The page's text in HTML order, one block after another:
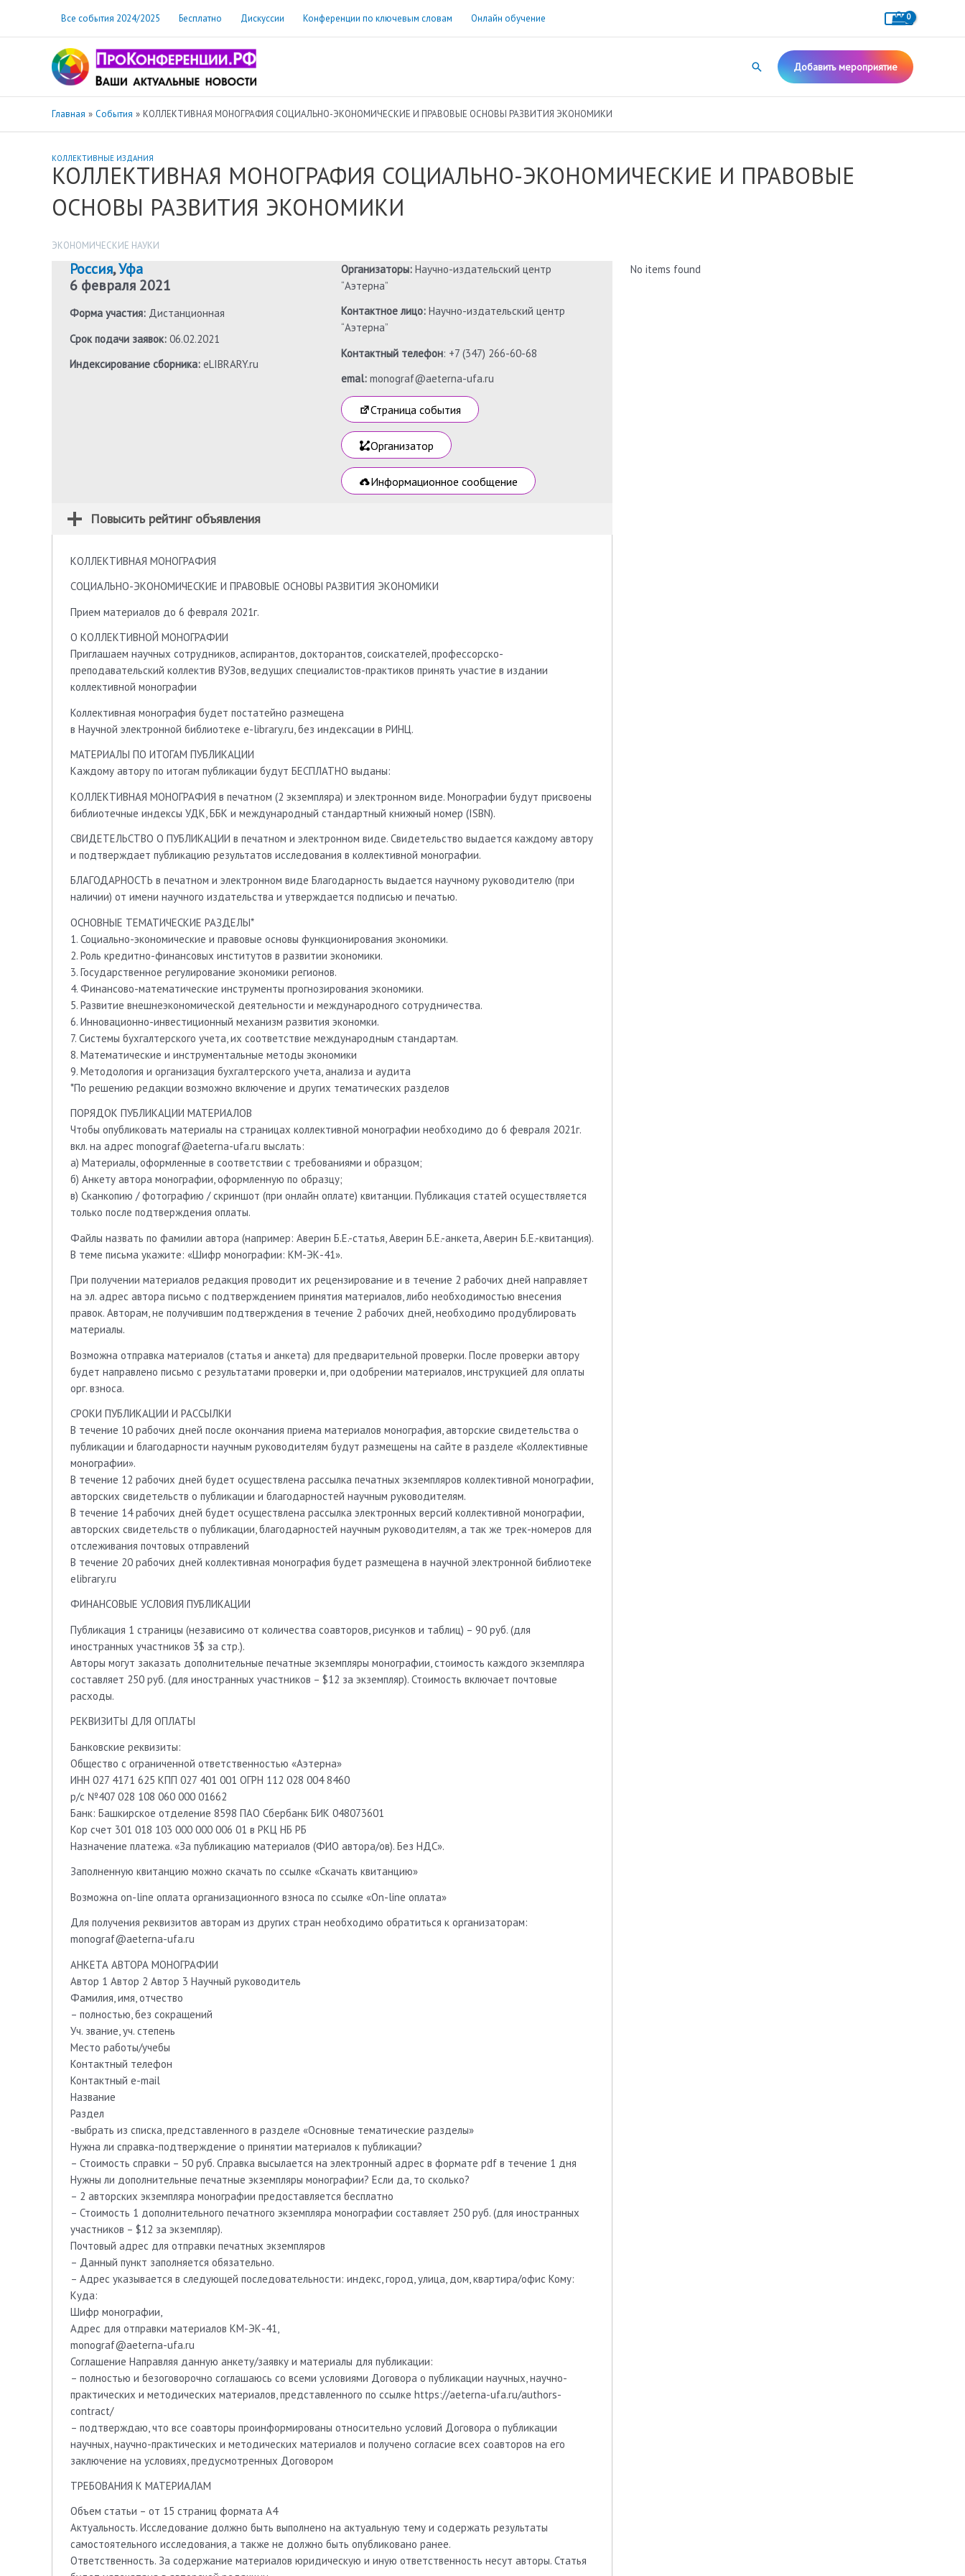
содержимому
Все события 2024/2025 Бесплатно Дискуссии Конференции по ключевым словам Онлайн обучение
Поиск Добавить мероприятие
Главная События КОЛЛЕКТИВНАЯ МОНОГРАФИЯ СОЦИАЛЬНО-ЭКОНОМИЧЕСКИЕ И ПРАВОВЫЕ ОСНОВЫ РАЗВИТИЯ ЭКОНОМИКИ
КОЛЛЕКТИВНЫЕ ИЗДАНИЯ
КОЛЛЕКТИВНАЯ МОНОГРАФИЯ СОЦИАЛЬНО-ЭКОНОМИЧЕСКИЕ И ПРАВОВЫЕ
ОСНОВЫ РАЗВИТИЯ ЭКОНОМИКИ
ЭКОНОМИЧЕСКИЕ НАУКИ
Россия,Уфа
6 февраля 2021
Форма участия: Дистанционная
Срок подачи заявок: 06.02.2021
Индексирование сборника: eLIBRARY.ru
Организаторы: Научно-издательский центр
“Аэтерна”
Контактное лицо: Научно-издательский центр
“Аэтерна”
Контактный телефон: +7 (347) 266-60-68
emal:monograf@aeterna-ufa.ru
Страница события
Организатор
Информационное сообщение
Повысить рейтинг объявления
КОЛЛЕКТИВНАЯ МОНОГРАФИЯ
СОЦИАЛЬНО-ЭКОНОМИЧЕСКИЕ И ПРАВОВЫЕ ОСНОВЫ РАЗВИТИЯ ЭКОНОМИКИ
Прием материалов до 6 февраля 2021г.
О КОЛЛЕКТИВНОЙ МОНОГРАФИИ
Приглашаем научных сотрудников, аспирантов, докторантов, соискателей, профессорско-
преподавательский коллектив ВУЗов, ведущих специалистов-практиков принять участие в издании
коллективной монографии
Коллективная монография будет постатейно размещена
в Научной электронной библиотеке e-library.ru, без индексации в РИНЦ.
МАТЕРИАЛЫ ПО ИТОГАМ ПУБЛИКАЦИИ
Каждому автору по итогам публикации будут БЕСПЛАТНО выданы:
КОЛЛЕКТИВНАЯ МОНОГРАФИЯ в печатном (2 экземпляра) и электронном виде. Монографии будут присвоены
библиотечные индексы УДК, ББK и международный стандартный книжный номер (ISBN).
СВИДЕТЕЛЬСТВО О ПУБЛИКАЦИИ в печатном и электронном виде. Свидетельство выдается каждому автору
и подтверждает публикацию результатов исследования в коллективной монографии.
БЛАГОДАРНОСТЬ в печатном и электронном виде Благодарность выдается научному руководителю (при
наличии) от имени научного издательства и утверждается подписью и печатью.
ОСНОВНЫЕ ТЕМАТИЧЕСКИЕ РАЗДЕЛЫ*
1. Социально-экономические и правовые основы функционирования экономики.
2. Роль кредитно-финансовых институтов в развитии экономики.
3. Государственное регулирование экономики регионов.
4. Финансово-математические инструменты прогнозирования экономики.
5. Развитие внешнеэкономической деятельности и международного сотрудничества.
6. Инновационно-инвестиционный механизм развития экономки.
7. Системы бухгалтерского учета, их соответствие международным стандартам.
8. Математические и инструментальные методы экономики
9. Методология и организация бухгалтерского учета, анализа и аудита
*По решению редакции возможно включение и других тематических разделов
ПОРЯДОК ПУБЛИКАЦИИ МАТЕРИАЛОВ
Чтобы опубликовать материалы на страницах коллективной монографии необходимо до 6 февраля 2021г.
вкл. на адрес monograf@aeterna-ufa.ru выслать:
а) Материалы, оформленные в соответствии с требованиями и образцом;
б) Анкету автора монографии, оформленную по образцу;
в) Сканкопию / фотографию / скриншот (при онлайн оплате) квитанции. Публикация статей осуществляется
только после подтверждения оплаты.
Файлы назвать по фамилии автора (например: Аверин Б.Е.-статья, Аверин Б.Е.-анкета, Аверин Б.Е.-квитанция).
В теме письма укажите: «Шифр монографии: КМ-ЭК-41».
При получении материалов редакция проводит их рецензирование и в течение 2 рабочих дней направляет
на эл. адрес автора письмо с подтверждением принятия материалов, либо необходимостью внесения
правок. Авторам, не получившим подтверждения в течение 2 рабочих дней, необходимо продублировать
материалы.
Возможна отправка материалов (статья и анкета) для предварительной проверки. После проверки автору
будет направлено письмо с результатами проверки и, при одобрении материалов, инструкцией для оплаты
орг. взноса.
СРОКИ ПУБЛИКАЦИИ И РАССЫЛКИ
В течение 10 рабочих дней после окончания приема материалов монография, авторские свидетельства о
публикации и благодарности научным руководителям будут размещены на сайте в разделе «Коллективные
монографии».
В течение 12 рабочих дней будет осуществлена рассылка печатных экземпляров коллективной монографии,
авторских свидетельств о публикации и благодарностей научным руководителям.
В течение 14 рабочих дней будет осуществлена рассылка электронных версий коллективной монографии,
авторских свидетельств о публикации, благодарностей научным руководителям, а так же трек-номеров для
отслеживания почтовых отправлений
В течение 20 рабочих дней коллективная монография будет размещена в научной электронной библиотеке
elibrary.ru
ФИНАНСОВЫЕ УСЛОВИЯ ПУБЛИКАЦИИ
Публикация 1 страницы (независимо от количества соавторов, рисунков и таблиц) – 90 руб. (для
иностранных участников 3$ за стр.).
Авторы могут заказать дополнительные печатные экземпляры монографии, стоимость каждого экземпляра
составляет 250 руб. (для иностранных участников – $12 за экземпляр). Стоимость включает почтовые
расходы.
РЕКВИЗИТЫ ДЛЯ ОПЛАТЫ
Банковские реквизиты:
Общество с ограниченной ответственностью «Аэтерна»
ИНН 027 4171 625 КПП 027 401 001 ОГРН 112 028 004 8460
р/с №407 028 108 060 000 01662
Банк: Башкирское отделение 8598 ПАО Сбербанк БИК 048073601
Кор счет 301 018 103 000 000 006 01 в РКЦ НБ РБ
Назначение платежа. «За публикацию материалов (ФИО автора/ов). Без НДС».
Заполненную квитанцию можно скачать по ссылке «Скачать квитанцию»
Возможна on-line оплата организационного взноса по ссылке «On-line оплата»
Для получения реквизитов авторам из других стран необходимо обратиться к организаторам:
monograf@aeterna-ufa.ru
АНКЕТА АВТОРА МОНОГРАФИИ
Автор 1 Автор 2 Автор 3 Научный руководитель
Фамилия, имя, отчество
– полностью, без сокращений
Уч. звание, уч. степень
Место работы/учебы
Контактный телефон
Контактный e-mail
Название
Раздел
-выбрать из списка, представленного в разделе «Основные тематические разделы»
Нужна ли справка-подтверждение о принятии материалов к публикации?
– Стоимость справки – 50 руб. Справка высылается на электронный адрес в формате pdf в течение 1 дня
Нужны ли дополнительные печатные экземпляры монографии? Если да, то сколько?
– 2 авторских экземпляра монографии предоставляется бесплатно
– Стоимость 1 дополнительного печатного экземпляра монографии составляет 250 руб. (для иностранных
участников – $12 за экземпляр).
Почтовый адрес для отправки печатных экземпляров
– Данный пункт заполняется обязательно.
– Адрес указывается в следующей последовательности: индекс, город, улица, дом, квартира/офис Кому:
Куда:
Шифр монографии,
Адрес для отправки материалов КМ-ЭК-41,
monograf@aeterna-ufa.ru
Соглашение Направляя данную анкету/заявку и материалы для публикации:
– полностью и безоговорочно соглашаюсь со всеми условиями Договора о публикации научных, научно-
практических и методических материалов, представленного по ссылке https://aeterna-ufa.ru/authors-
contract/
– подтверждаю, что все соавторы проинформированы относительно условий Договора о публикации
научных, научно-практических и методических материалов и получено согласие всех соавторов на его
заключение на условиях, предусмотренных Договором
ТРЕБОВАНИЯ К МАТЕРИАЛАМ
Объем статьи – от 15 страниц формата A4
Актуальность. Исследование должно быть выполнено на актуальную тему и содержать результаты
самостоятельного исследования, а также не должно быть опубликовано ранее.
Ответственность. За содержание материалов юридическую и иную ответственность несут авторы. Статья
No items found